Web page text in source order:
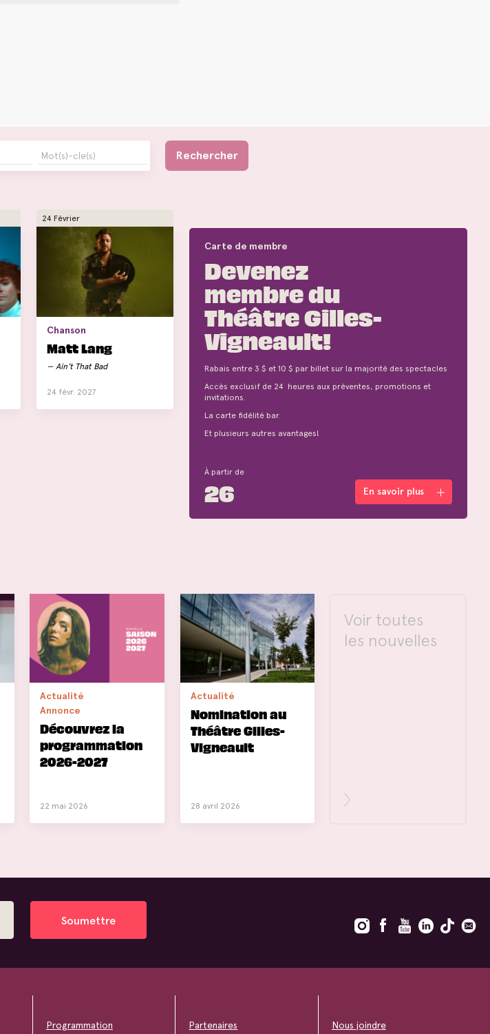
24 Février
Chanson
Matt Lang
Ain't That Bad
24 févr. 2027
Carte de membre
Devenez
membre du
Théâtre Gilles-
Vigneault!
Rabais entre 3 $ et 10 $ par billet sur la majorité des spectacles
Accès exclusif de 24 heures aux préventes, promotions et
invitations.
La carte fidélité bar.
Et plusieurs autres avantages!
À partir de
26 En savoir plus
Actualité
Annonce
Découvrez la
programmation
2026-2027
22 mai 2026
Actualité
Nomination au
Théâtre Gilles-
Vigneault
28 avril 2026
Voir toutes
les nouvelles
Soumettre
Programmation Partenaires Nous joindre